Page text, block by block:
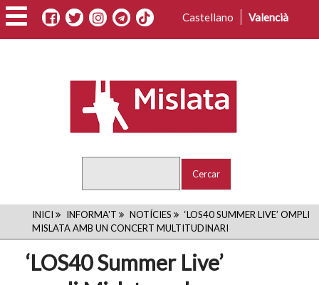
Vés
al
contingut
Castellano Valencià
FIL
D'ARIADNA
INICI INFORMA'T NOTÍCIES
‘LOS40 SUMMER LIVE’ OMPLI
MISLATA AMB UN CONCERT MULTITUDINARI
‘LOS40 Summer Live’